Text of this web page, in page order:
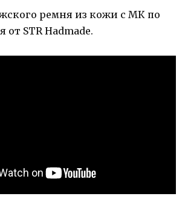
ремня из кожи с МК по
STR Hadmade.